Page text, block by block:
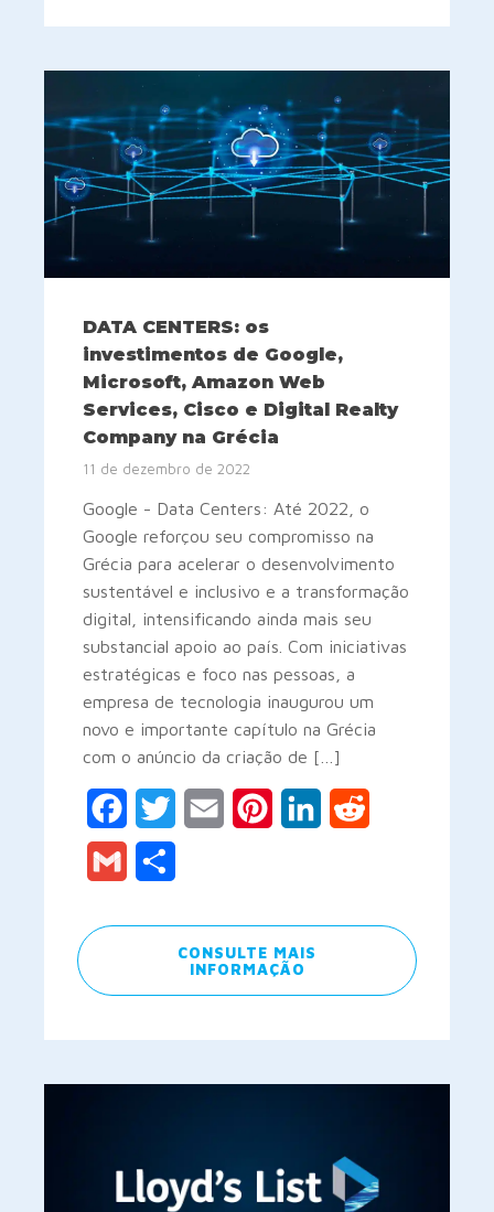
DATA CENTERS: os
investimentos de Google,
Microsoft, Amazon Web
Services, Cisco e Digital Realty
Company na Grécia
11 de dezembro de 2022
Google - Data Centers: Até 2022, o
Google reforçou seu compromisso na
Grécia para acelerar o desenvolvimento
sustentável e inclusivo e a transformação
digital, intensificando ainda mais seu
substancial apoio ao país. Com iniciativas
estratégicas e foco nas pessoas, a
empresa de tecnologia inaugurou um
novo e importante capítulo na Grécia
com o anúncio da criação de […]
FacebookTwitter Email PinterestLinkedIn
Gmail
CONSULTE MAIS
INFORMAÇÃO